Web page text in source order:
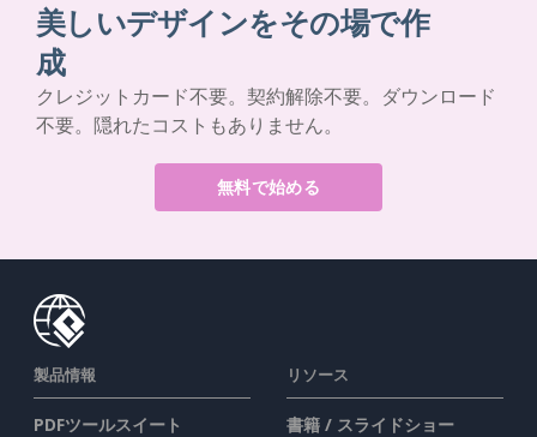
美しいデザインをその場で作
成
クレジットカード不要。契約解除不要。ダウンロード
不要。隠れたコストもありません。
無料で始める
製品情報
PDFツールスイート
リソース
書籍 / スライドショー